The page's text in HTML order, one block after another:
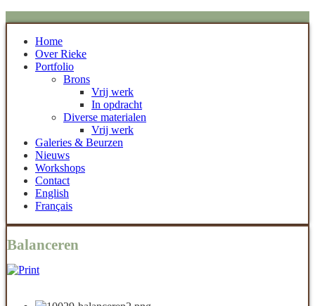
Home
Over Rieke
Portfolio
Brons
Vrij werk
In opdracht
Diverse materialen
Vrij werk
Galeries & Beurzen
Nieuws
Workshops
Contact
English
Français
Balanceren